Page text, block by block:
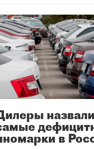
назвали
в